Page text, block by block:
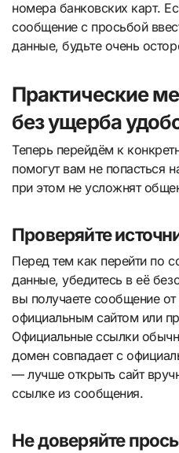
номера банковских карт.
сообщение с просьбой
данные, будьте очень
Практические
без ущерба
Теперь перейдём к
помогут вам не попасться
при этом не усложнят
Проверяйте
Перед тем как перейти по
данные, убедитесь в её
вы получаете сообщение
официальным сайтом или
Официальные ссылки
домен совпадает с
— лучше открыть сайт
ссылке из сообщения.
Не доверяйте